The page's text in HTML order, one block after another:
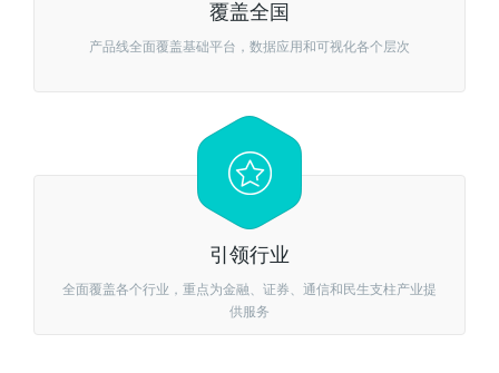
覆盖全国
产品线全面覆盖基础平台，数据应用和可视化各个层次
引领行业
全面覆盖各个行业，重点为金融、证券、通信和民生支柱产业提
供服务